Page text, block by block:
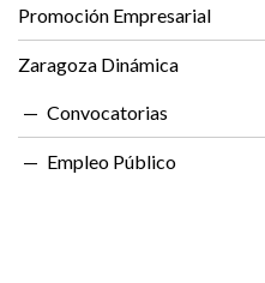
Promoción Empresarial
Zaragoza Dinámica
Convocatorias
Empleo Público